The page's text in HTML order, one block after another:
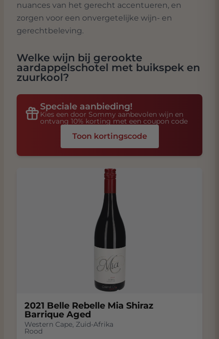
nuances van het gerecht accentueren, en
zorgen voor een onvergetelijke wijn- en
gerechtbeleving.
Welke wijn bij gerookte
aardappelschotel met buikspek en
zuurkool?
Speciale aanbieding!
Kies een door Sommy aanbevolen wijn en
ontvang 10% korting met een coupon code
Toon kortingscode
2021 Belle Rebelle Mia Shiraz
Barrique Aged
Western Cape, Zuid-Afrika
Rood